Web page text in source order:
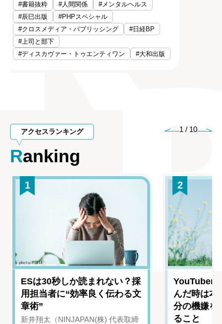
#書籍抜粋 #人間関係
#メンタルヘルス
#辰巳出版
#PHPスペシャル
#クロスメディア・パブリッシング
#日経BP
#上司と部下
#ディスカヴァー・トゥエンティワン
#大和出版
アクセスランキング
Ranking
1 / 10
1
ESは30秒しか読まれない？採
用担当者に“効率良く伝わる文
章術”
新井翔太（NINJAPAN(株) 代表取締
2
YouTuber
んだ時は
分の機嫌を
ること